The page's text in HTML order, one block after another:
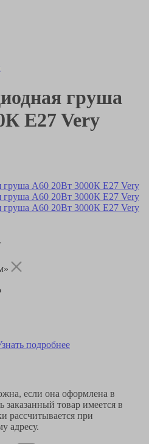
груша
E27 Very
подробнее
если она оформлена в
заказанный товар имеется в
рассчитывается при
адресу.